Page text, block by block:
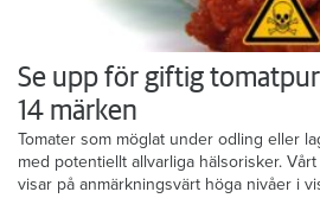
Se upp för giftig
14 märken
Tomater som möglat under odling eller
med potentiellt allvarliga hälsorisker.
visar på anmärkningsvärt höga nivåer i